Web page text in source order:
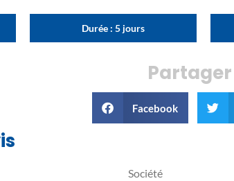
Durée : 5 jours
Facebook